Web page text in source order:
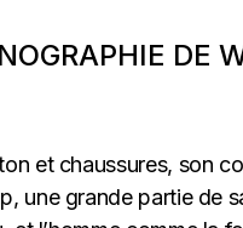
DE
et chaussures, son
une grande partie de